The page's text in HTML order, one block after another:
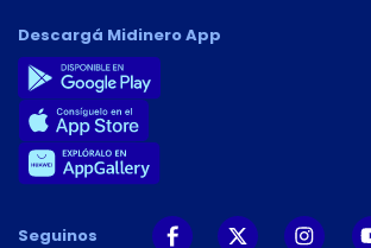
Descargá Midinero App
Seguinos